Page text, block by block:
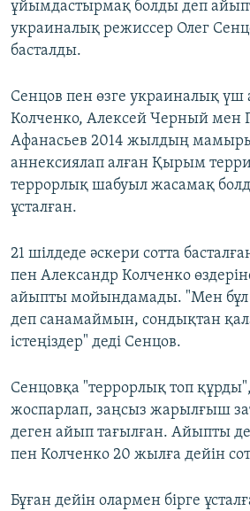
ұйымдастырмақ болды деп
украиналық режиссер Олег
басталды.
Сенцов пен өзге украиналық үш
Колченко, Алексей Черный мен
Афанасьев 2014 жылдың
аннексиялап алған Қырым
террорлық шабуыл жасамақ
ұсталған.
21 шілдеде әскери сотта
пен Александр Колченко
айыпты мойындамады. "Мен бұл
деп санамаймын, сондықтан
істеңіздер" деді Сенцов.
Сенцовқа "террорлық топ
жоспарлап, заңсыз жарылғыш
деген айып тағылған. Айыпты
пен Колченко 20 жылға дейін
Бұған дейін олармен бірге